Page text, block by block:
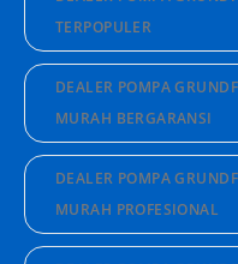
TERPOPULER
DEALER POMPA
MURAH BERGARANSI
DEALER POMPA
MURAH PROFESIONAL